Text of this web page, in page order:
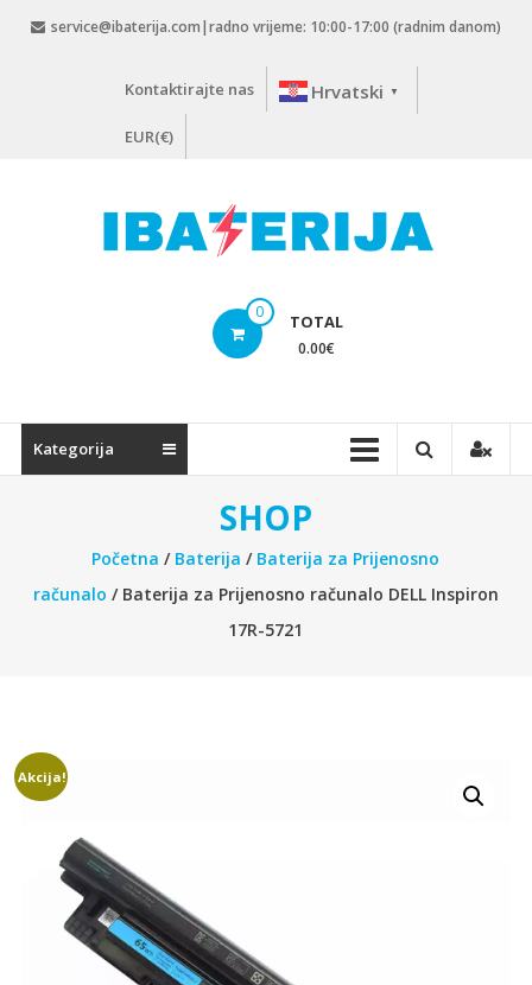
service@ibaterija.com|radno vrijeme: 10:00-17:00 (radnim danom)
Kontaktirajte nas Hrvatski ▼
EUR(€)
0 TOTAL
0.00€
Kategorija
SHOP
Početna / Baterija / Baterija za Prijenosno
računalo / Baterija za Prijenosno računalo DELL Inspiron
17R-5721
Akcija!